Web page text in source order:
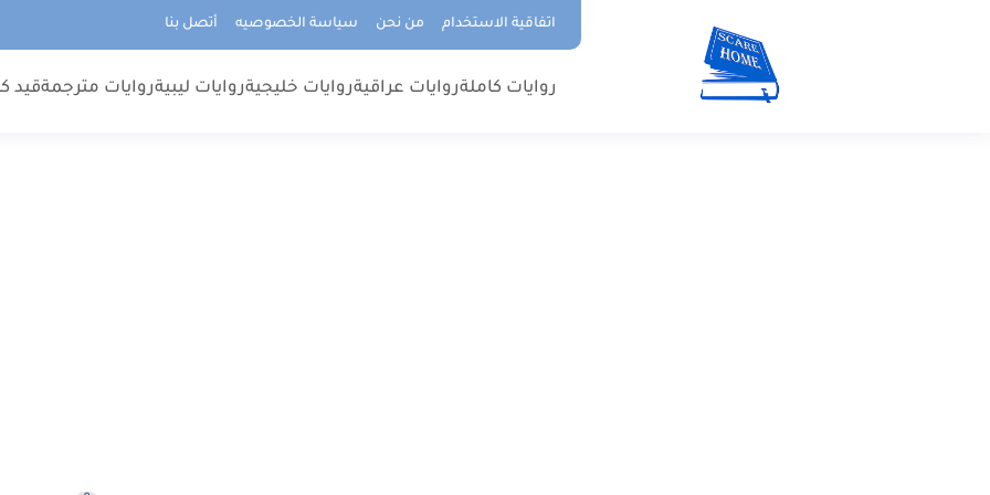
اتفاقية الاستخدام من نحن سياسة الخصوصيه أتصل بنا
روايات كاملةروايات عراقيةروايات خليجيةروايات ليبيةروايات مترجمةقيد